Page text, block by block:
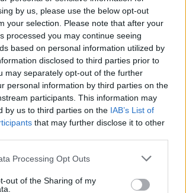
by us, please use the below opt-out
your selection. Please note that after your
processed you may continue seeing
based on personal information utilized by
disclosed to third parties prior to
may separately opt-out of the further
personal information by third parties on the
participants. This information may
by us to third parties on the IAB’s List of
that may further disclose it to other
this website/app uses one or more Google
visit or usage behaviour. You may click to
Processing Opt Outs
out of the Sharing of my